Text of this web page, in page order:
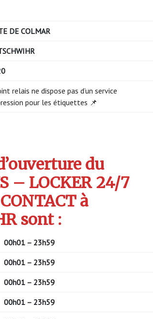
DE COLMAR
relais ne dispose pas d’un service
pour les étiquettes 📌
du
– LOCKER 24/7
à
sont :
00h01 – 23h59
00h01 – 23h59
00h01 – 23h59
00h01 – 23h59